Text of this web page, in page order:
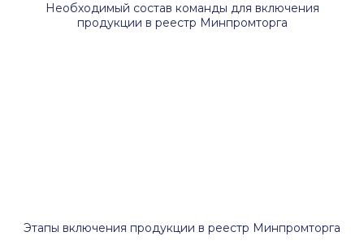
Необходимый состав команды для включения
продукции в реестр Минпромторга
Этапы включения продукции в реестр Минпромторга